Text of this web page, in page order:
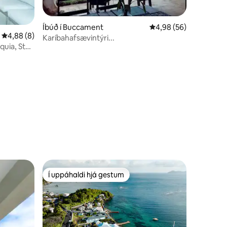
4,88 af 5 í meðaleinkunn, 8 umsagnir
4,88 (8)
St
Íbúð í Buccament 4,98 af 5 í
4,98 (56)
Karíbahafsævintýri...
Í uppáhaldi hjá gestum
Í uppáhaldi hjá gestum